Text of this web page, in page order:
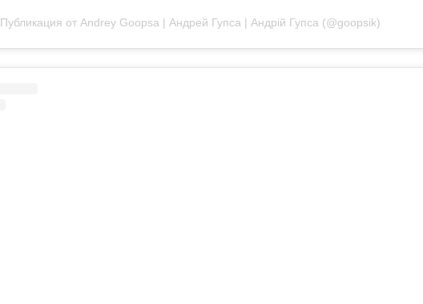
Публикация от Andrey Goopsa | Андрей Гупса | Андрій Гупса (@goopsik)